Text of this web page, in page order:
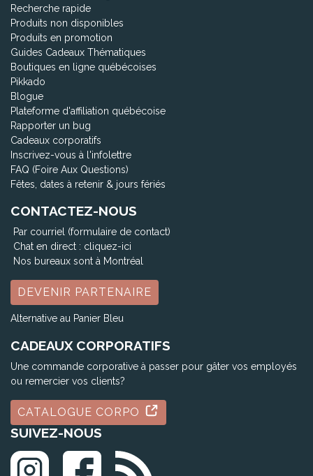
Recherche rapide
Produits non disponibles
Produits en promotion
Guides Cadeaux Thématiques
Boutiques en ligne québécoises
Pikkado
Blogue
Plateforme d'affiliation québécoise
Rapporter un bug
Cadeaux corporatifs
Inscrivez-vous à l'infolettre
FAQ (Foire Aux Questions)
Fêtes, dates à retenir & jours fériés
CONTACTEZ-NOUS
Par courriel (formulaire de contact)
Chat en direct : cliquez-ici
Nos bureaux sont à Montréal
DEVENIR PARTENAIRE
Alternative au Panier Bleu
CADEAUX CORPORATIFS
Une commande corporative à passer pour gâter vos employés
ou remercier vos clients?
CATALOGUE CORPO
SUIVEZ-NOUS